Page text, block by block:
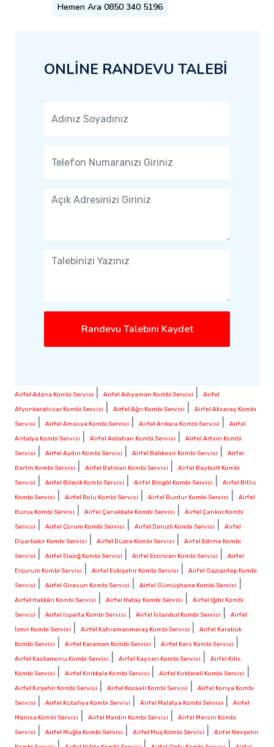
Hemen Ara 0850 340 5196
ONLİNE RANDEVU TALEBİ
Randevu Talebini Kaydet
Airfel Adana Kombi Servisi Airfel Adıyaman Kombi Servisi
Airfel
Afyonkarahisar Kombi Servisi
Airfel Ağrı Kombi Servisi
Airfel Aksaray Kombi
Servisi
Airfel Amasya Kombi Servisi Airfel Ankara Kombi Servisi
Airfel
Antalya Kombi Servisi
Airfel Ardahan Kombi Servisi
Airfel Artvin Kombi
Servisi
Airfel Aydın Kombi Servisi Airfel Balıkesir Kombi Servisi
Airfel
Bartın Kombi Servisi
Airfel Batman Kombi Servisi
Airfel Bayburt Kombi
Servisi
Airfel Bilecik Kombi Servisi Airfel Bingöl Kombi Servisi
Airfel Bitlis
Kombi Servisi
Airfel Bolu Kombi Servisi Airfel Burdur Kombi Servisi
Airfel
Bursa Kombi Servisi
Airfel Çanakkale Kombi Servisi
Airfel Çankırı Kombi
Servisi
Airfel Çorum Kombi Servisi Airfel Denizli Kombi Servisi
Airfel
Diyarbakır Kombi Servisi
Airfel Düzce Kombi Servisi
Airfel Edirne Kombi
Servisi
Airfel Elazığ Kombi Servisi Airfel Erzincan Kombi Servisi
Airfel
Erzurum Kombi Servisi
Airfel Eskişehir Kombi Servisi
Airfel Gaziantep Kombi
Servisi
Airfel Giresun Kombi Servisi Airfel Gümüşhane Kombi Servisi
Airfel Hakkâri Kombi Servisi Airfel Hatay Kombi Servisi
Airfel Iğdır Kombi
Servisi
Airfel Isparta Kombi Servisi Airfel İstanbul Kombi Servisi
Airfel
İzmir Kombi Servisi
Airfel Kahramanmaraş Kombi Servisi
Airfel Karabük
Kombi Servisi
Airfel Karaman Kombi Servisi Airfel Kars Kombi Servisi
Airfel Kastamonu Kombi Servisi Airfel Kayseri Kombi Servisi
Airfel Kilis
Kombi Servisi
Airfel Kırıkkale Kombi Servisi Airfel Kırklareli Kombi Servisi
Airfel Kırşehir Kombi Servisi Airfel Kocaeli Kombi Servisi
Airfel Konya Kombi
Servisi
Airfel Kütahya Kombi Servisi Airfel Malatya Kombi Servisi
Airfel
Manisa Kombi Servisi
Airfel Mardin Kombi Servisi
Airfel Mersin Kombi
Servisi
Airfel Muğla Kombi Servisi Airfel Muş Kombi Servisi
Airfel Nevşehir